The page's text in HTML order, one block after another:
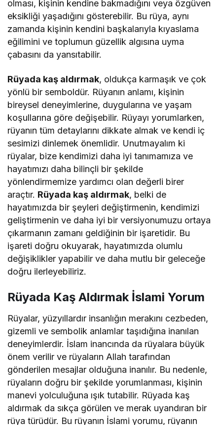
olması, kişinin kendine bakmadığını veya özgüven
eksikliği yaşadığını gösterebilir. Bu rüya, aynı
zamanda kişinin kendini başkalarıyla kıyaslama
eğilimini ve toplumun güzellik algısına uyma
çabasını da yansıtabilir.
Rüyada kaş aldırmak, oldukça karmaşık ve çok
yönlü bir semboldür. Rüyanın anlamı, kişinin
bireysel deneyimlerine, duygularına ve yaşam
koşullarına göre değişebilir. Rüyayı yorumlarken,
rüyanın tüm detaylarını dikkate almak ve kendi iç
sesimizi dinlemek önemlidir. Unutmayalım ki
rüyalar, bize kendimizi daha iyi tanımamıza ve
hayatımızı daha bilinçli bir şekilde
yönlendirmemize yardımcı olan değerli birer
araçtır. Rüyada kaş aldırmak, belki de
hayatımızda bir şeyleri değiştirmenin, kendimizi
geliştirmenin ve daha iyi bir versiyonumuzu ortaya
çıkarmanın zamanı geldiğinin bir işaretidir. Bu
işareti doğru okuyarak, hayatımızda olumlu
değişiklikler yapabilir ve daha mutlu bir geleceğe
doğru ilerleyebiliriz.
Rüyada Kaş Aldırmak İslami Yorum
Rüyalar, yüzyıllardır insanlığın merakını cezbeden,
gizemli ve sembolik anlamlar taşıdığına inanılan
deneyimlerdir. İslam inancında da rüyalara büyük
önem verilir ve rüyaların Allah tarafından
gönderilen mesajlar olduğuna inanılır. Bu nedenle,
rüyaların doğru bir şekilde yorumlanması, kişinin
manevi yolculuğuna ışık tutabilir. Rüyada kaş
aldırmak da sıkça görülen ve merak uyandıran bir
rüya türüdür. Bu rüyanın İslami yorumu, rüyanın